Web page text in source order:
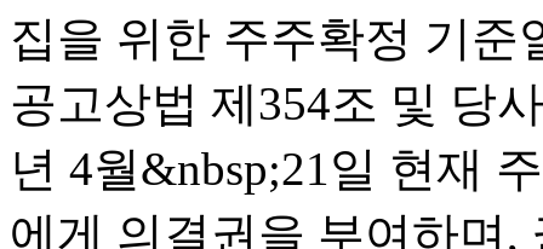
집을 위한 주주확정 기준
공고상법 제354조 및 당
년 4월&nbsp;21일 현재
에게 의결권을 부여하며,